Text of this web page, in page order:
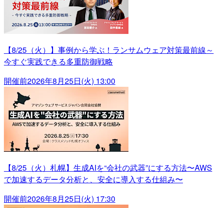
【8/25（火）】事例から学ぶ！ランサムウェア対策最前線～
今すぐ実践できる多重防御戦略
開催前2026年8月25日(火) 13:00
【8/25（火）札幌】生成AIを“会社の武器”にする方法〜AWS
で加速するデータ分析と、安全に導入する仕組み〜
開催前2026年8月25日(火) 17:30